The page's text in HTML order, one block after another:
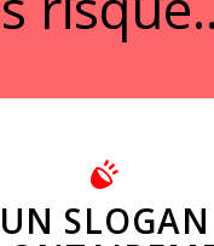
UN SLOGAN